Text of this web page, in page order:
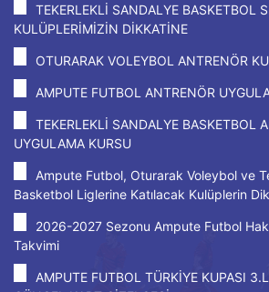
TEKERLEKLİ SANDALYE BASKETBOL
KULÜPLERİMİZİN DİKKATİNE
OTURARAK VOLEYBOL ANTRENÖR
AMPUTE FUTBOL ANTRENÖR
TEKERLEKLİ SANDALYE BASKETBOL
UYGULAMA KURSU
Ampute Futbol, Oturarak Voleybol ve
Basketbol Liglerine Katılacak Kulüplerin
2026-2027 Sezonu Ampute Futbol
Takvimi
AMPUTE FUTBOL TÜRKİYE KUPASI